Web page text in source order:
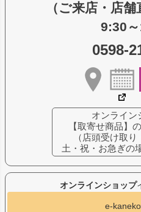
オンラインショップ
e-
（ご来店・店
9:30
0598-
オンライン
【取寄せ商品】
（店頭受け取り
土・祝・お急ぎの